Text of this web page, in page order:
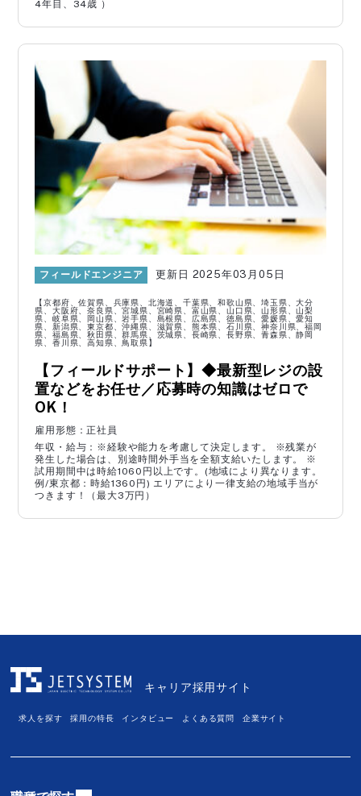
職種から探す
サーバー管理者
経理事務
法務部 総務事務
営業事務
SE・プログラマー
WEBデザイナー・グラフ
ィックデザイナー
パソコンサポート 家電配送・設置
IOTエンジニア コールセンター
電気工事士 システム開発
フィールドエンジニア メンテナンススタッフ
カスタマーサポート テクニカルサポート
雇用条件から探す
正社員
アルバイト・パート
こだわり条件から探す
職種未経験歓迎 業界未経験歓迎
障がい者積極採用 内定まで2週間
応募前見学可 賞与年2回 夏期・冬期
あり
4年目、34歳 ）
フィールドエンジニア 2025年03月05日
【京都府、佐賀県、兵庫県、北海道、千葉県、和歌山県、埼玉県、大分
県、大阪府、奈良県、宮城県、宮崎県、富山県、山口県、山形県、山梨
県、岐阜県、岡山県、岩手県、島根県、広島県、徳島県、愛媛県、愛知
県、新潟県、東京都、沖縄県、滋賀県、熊本県、石川県、神奈川県、福岡
県、福島県、秋田県、群馬県、茨城県、長崎県、長野県、青森県、静岡
県、香川県、高知県、鳥取県】
【フィールドサポート】◆最新型レジの設
置などをお任せ／応募時の知識はゼロで
OK！
雇用形態：正社員
年収・給与：※経験や能力を考慮して決定します。 ※残業が
発生した場合は、別途時間外手当を全額支給いたします。 ※
試用期間中は時給1060円以上です。(地域により異なります。
例/東京都：時給1360円) エリアにより一律支給の地域手当が
つきます！（最大3万円）
キャリア採用サイト
求人を探す 採用の特長 インタビュー よくある質問 企業サイト